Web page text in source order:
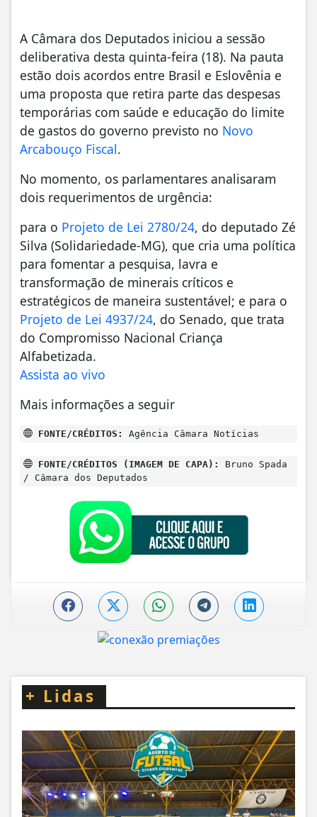
A Câmara dos Deputados iniciou a sessão
deliberativa desta quinta-feira (18). Na pauta
estão dois acordos entre Brasil e Eslovênia e
uma proposta que retira parte das despesas
temporárias com saúde e educação do limite
de gastos do governo previsto no Novo
Arcabouço Fiscal.
No momento, os parlamentares analisaram
dois requerimentos de urgência:
para o Projeto de Lei 2780/24, do deputado Zé
Silva (Solidariedade-MG), que cria uma política
para fomentar a pesquisa, lavra e
transformação de minerais críticos e
estratégicos de maneira sustentável; e para o
Projeto de Lei 4937/24, do Senado, que trata
do Compromisso Nacional Criança
Alfabetizada.
Assista ao vivo
Mais informações a seguir
FONTE/CRÉDITOS: Agência Câmara Notícias
FONTE/CRÉDITOS (IMAGEM DE CAPA):
Bruno Spada
/ Câmara dos Deputados
+ Lidas